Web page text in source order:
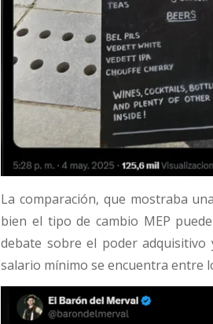
La comparación, que mostraba
bien el tipo de cambio MEP
debate sobre el poder
salario mínimo se encuentra entre